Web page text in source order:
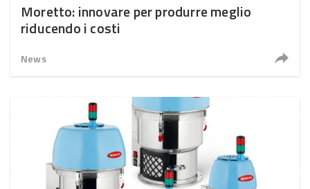
Moretto: innovare per produrre meglio
riducendo i costi
News